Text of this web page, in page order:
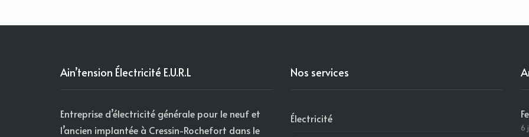
Ain’tension Électricité E.U.R.L
Entreprise d’électricité générale pour le neuf et
l’ancien implantée à Cressin-Rochefort dans le
Nos services
Électricité
6